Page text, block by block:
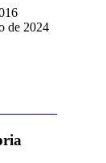
de 2024